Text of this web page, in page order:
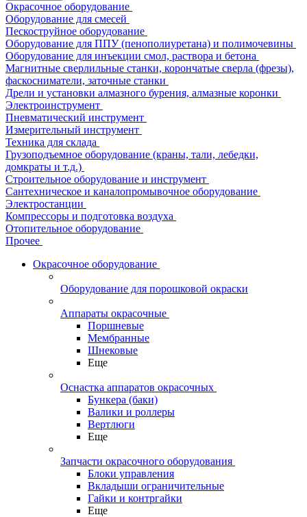
Окрасочное оборудование
Оборудование для смесей
Пескоструйное оборудование
Оборудование для ППУ (пенополиуретана) и полимочевины
Оборудование для инъекции смол, раствора и бетона
Магнитные сверлильные станки, корончатые сверла (фрезы),
фаскосниматели, заточные станки
Дрели и установки алмазного бурения, алмазные коронки
Электроинструмент
Пневматический инструмент
Измерительный инструмент
Техника для склада
Грузоподъемное оборудование (краны, тали, лебедки,
домкраты и т.д.)
Строительное оборудование и инструмент
Сантехническое и каналопромывочное оборудование
Электростанции
Компрессоры и подготовка воздуха
Отопительное оборудование
Прочее
Окрасочное оборудование
Оборудование для порошковой окраски
Аппараты окрасочные
Поршневые
Мембранные
Шнековые
Еще
Оснастка аппаратов окрасочных
Бункера (баки)
Валики и роллеры
Вертлюги
Еще
Запчасти окрасочного оборудования
Блоки управления
Вкладыши ограничительные
Гайки и контргайки
Еще